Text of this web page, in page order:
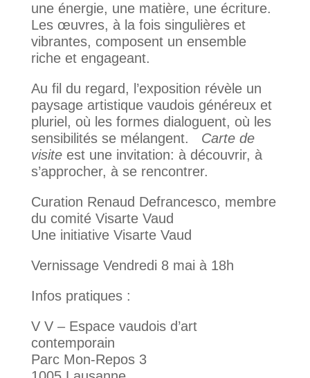
une énergie, une matière, une écriture.
Les œuvres, à la fois singulières et
vibrantes, composent un ensemble
riche et engageant.
Au fil du regard, l’exposition révèle un
paysage artistique vaudois généreux et
pluriel, où les formes dialoguent, où les
sensibilités se mélangent. Carte de
visiteest une invitation: à découvrir, à
s’approcher, à se rencontrer.
Curation Renaud Defrancesco, membre
du comité Visarte Vaud
Une initiative Visarte Vaud
Vernissage Vendredi 8 mai à 18h
Infos pratiques :
V V – Espace vaudois d’art
contemporain
Parc Mon-Repos 3